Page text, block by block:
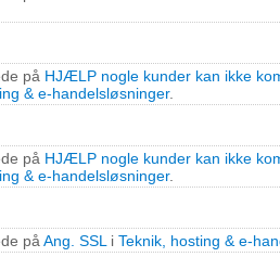
på HJÆLP nogle kunder kan ikke
& e-handelsløsninger.
på HJÆLP nogle kunder kan ikke
& e-handelsløsninger.
på Ang. SSL i Teknik, hosting & e-